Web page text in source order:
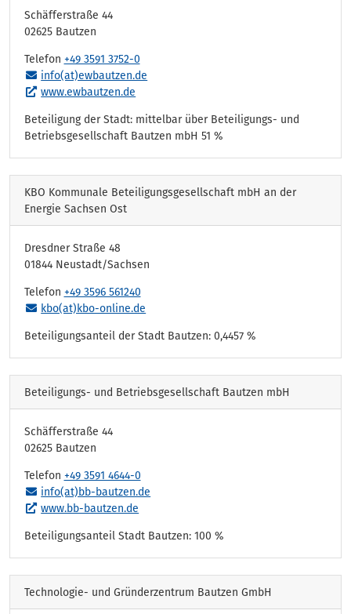
Schäfferstraße 44
02625 Bautzen
Telefon +49 3591 3752-0
info(at)ewbautzen.de
www.ewbautzen.de
Beteiligung der Stadt: mittelbar über Beteiligungs- und
Betriebsgesellschaft Bautzen mbH 51 %
KBO Kommunale Beteiligungsgesellschaft mbH an der
Energie Sachsen Ost
Dresdner Straße 48
01844 Neustadt/Sachsen
Telefon +49 3596 561240
kbo(at)kbo-online.de
Beteiligungsanteil der Stadt Bautzen: 0,4457 %
Beteiligungs- und Betriebsgesellschaft Bautzen mbH
Schäfferstraße 44
02625 Bautzen
Telefon +49 3591 4644-0
info(at)bb-bautzen.de
www.bb-bautzen.de
Beteiligungsanteil Stadt Bautzen: 100 %
Technologie- und Gründerzentrum Bautzen GmbH